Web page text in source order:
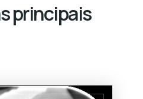
principais